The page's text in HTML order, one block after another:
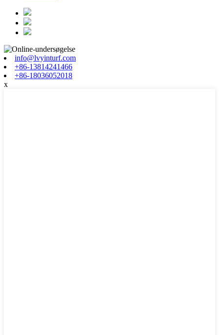
info@lvyinturf.com
+86-13814241466
+86-18036052018
x